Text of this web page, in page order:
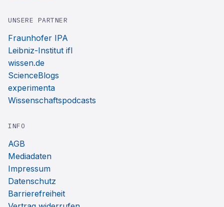
UNSERE PARTNER
Fraunhofer IPA
Leibniz-Institut ifl
wissen.de
ScienceBlogs
experimenta
Wissenschaftspodcasts
INFO
AGB
Mediadaten
Impressum
Datenschutz
Barrierefreiheit